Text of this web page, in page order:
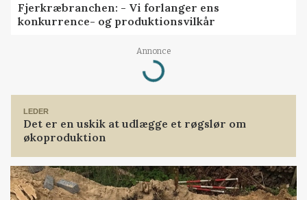
Fjerkræbranchen: - Vi forlanger ens
konkurrence- og produktionsvilkår
Annonce
Loading...
LEDER
Det er en uskik at udlægge et røgslør om
økoproduktion